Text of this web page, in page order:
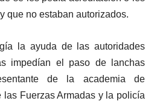
que no estaban autorizados.
la ayuda de las autoridades
impedían el paso de lanchas
de la academia de
las Fuerzas Armadas y la policía